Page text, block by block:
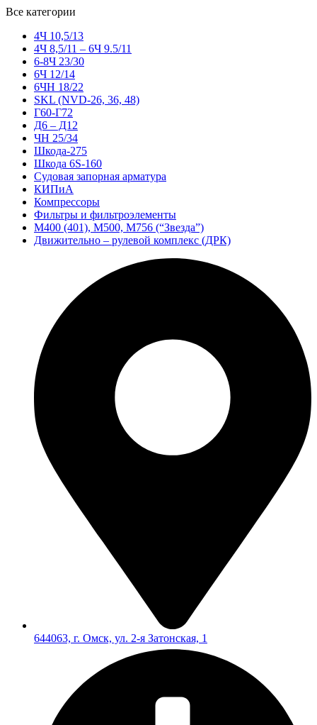
Все категории
4Ч 10,5/13
4Ч 8,5/11 – 6Ч 9.5/11
6-8Ч 23/30
6Ч 12/14
6ЧН 18/22
SKL (NVD-26, 36, 48)
Г60-Г72
Д6 – Д12
ЧН 25/34
Шкода-275
Шкода 6S-160
Судовая запорная арматура
КИПиА
Компрессоры
Фильтры и фильтроэлементы
М400 (401), М500, М756 (“Звезда”)
Движительно – рулевой комплекс (ДРК)
644063, г. Омск, ул. 2-я Затонская, 1